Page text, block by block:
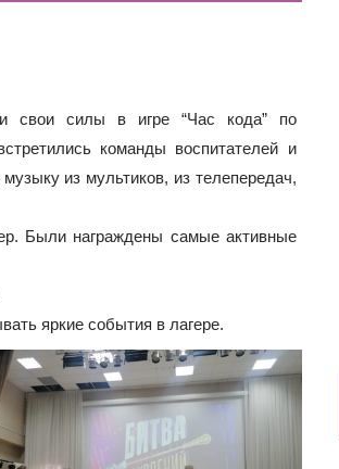
свои силы в игре “Час кода” по
команды воспитателей и
из мультиков, из телепередач,
Были награждены самые активные
яркие события в лагере.